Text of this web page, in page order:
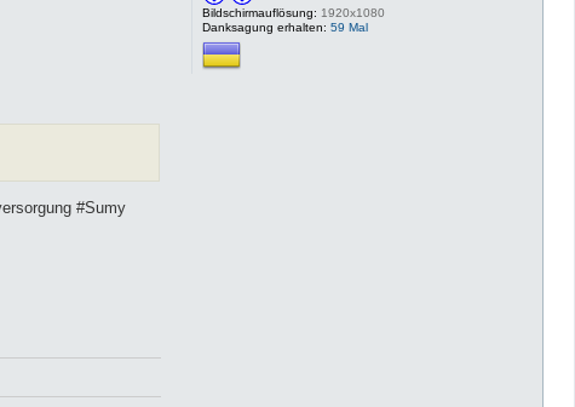
Bildschirmauflösung: 1920x1080
Danksagung erhalten: 59 Mal
#Sumy